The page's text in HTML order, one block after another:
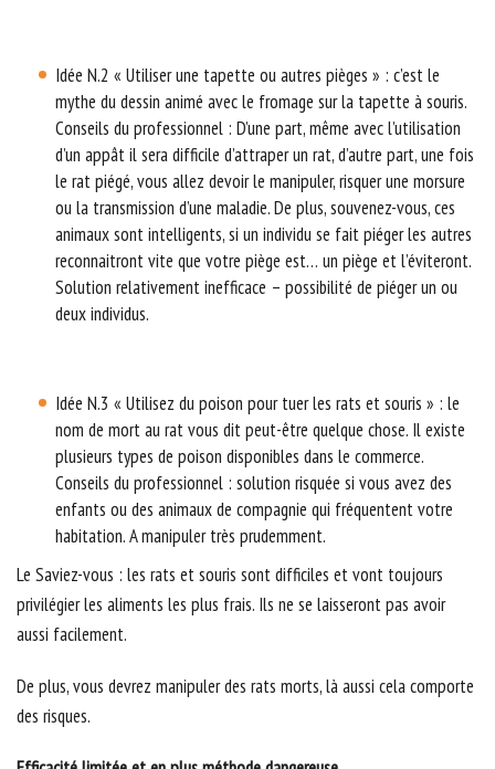
Idée N.2 « Utiliser une tapette ou autres pièges » : c’est le
mythe du dessin animé avec le fromage sur la tapette à souris.
Conseils du professionnel : D’une part, même avec l’utilisation
d’un appât il sera difficile d’attraper un rat, d’autre part, une fois
le rat piégé, vous allez devoir le manipuler, risquer une morsure
ou la transmission d’une maladie. De plus, souvenez-vous, ces
animaux sont intelligents, si un individu se fait piéger les autres
reconnaitront vite que votre piège est… un piège et l’éviteront.
Solution relativement inefficace – possibilité de piéger un ou
deux individus.
Idée N.3 « Utilisez du poison pour tuer les rats et souris » : le
nom de mort au rat vous dit peut-être quelque chose. Il existe
plusieurs types de poison disponibles dans le commerce.
Conseils du professionnel : solution risquée si vous avez des
enfants ou des animaux de compagnie qui fréquentent votre
habitation. A manipuler très prudemment.
Le Saviez-vous : les rats et souris sont difficiles et vont toujours
privilégier les aliments les plus frais. Ils ne se laisseront pas avoir
aussi facilement.
De plus, vous devrez manipuler des rats morts, là aussi cela comporte
des risques.